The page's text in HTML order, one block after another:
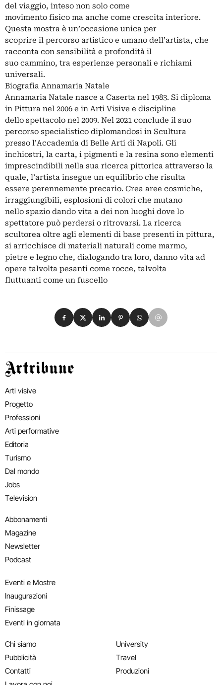
del viaggio, inteso non solo come
movimento fisico ma anche come crescita interiore.
Questa mostra è un’occasione unica per
scoprire il percorso artistico e umano dell’artista, che
racconta con sensibilità e profondità il
suo cammino, tra esperienze personali e richiami
universali.
Biografia Annamaria Natale
Annamaria Natale nasce a Caserta nel 1983. Si diploma
in Pittura nel 2006 e in Arti Visive e discipline
dello spettacolo nel 2009. Nel 2021 conclude il suo
percorso specialistico diplomandosi in Scultura
presso l’Accademia di Belle Arti di Napoli. Gli
inchiostri, la carta, i pigmenti e la resina sono elementi
imprescindibili nella sua ricerca pittorica attraverso la
quale, l’artista insegue un equilibrio che risulta
essere perennemente precario. Crea aree cosmiche,
irraggiungibili, esplosioni di colori che mutano
nello spazio dando vita a dei non luoghi dove lo
spettatore può perdersi o ritrovarsi. La ricerca
scultorea oltre agli elementi di base presenti in pittura,
si arricchisce di materiali naturali come marmo,
pietre e legno che, dialogando tra loro, danno vita ad
opere talvolta pesanti come rocce, talvolta
fluttuanti come un fuscello
Condividi su Facebook
Condividi su X
Condividi su LinkedIn
Condividi su Pinterest
Condividi su WhatsApp
Condividi su Email
Artribune
Arti visive
Progetto
Professioni
Arti performative
Editoria
Turismo
Dal mondo
Jobs
Television
Abbonamenti
Magazine
Newsletter
Podcast
Eventi e Mostre
Inaugurazioni
Finissage
Eventi in giornata
Chi siamo
Pubblicità
Contatti
University
Travel
Produzioni